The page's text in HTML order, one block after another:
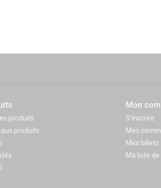
produits
produits
Mon
S'inscrire
Mes
Mes billets
Ma liste